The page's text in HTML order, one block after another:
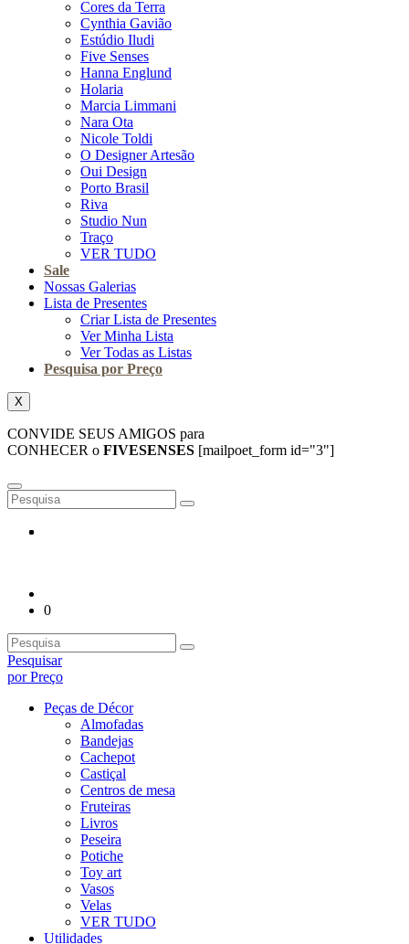
Cores da Terra
Cynthia Gavião
Estúdio Iludi
Five Senses
Hanna Englund
Holaria
Marcia Limmani
Nara Ota
Nicole Toldi
O Designer Artesão
Oui Design
Porto Brasil
Riva
Studio Nun
Traço
VER TUDO
Sale
Nossas Galerias
Lista de Presentes
Criar Lista de Presentes
Ver Minha Lista
Ver Todas as Listas
Pesquisa por Preço
X
CONVIDE SEUS AMIGOS para
CONHECER o FIVESENSES [mailpoet_form id="3"]
0
Pesquisar
por Preço
Peças de Décor
Almofadas
Bandejas
Cachepot
Castiçal
Centros de mesa
Fruteiras
Livros
Peseira
Potiche
Toy art
Vasos
Velas
VER TUDO
Utilidades